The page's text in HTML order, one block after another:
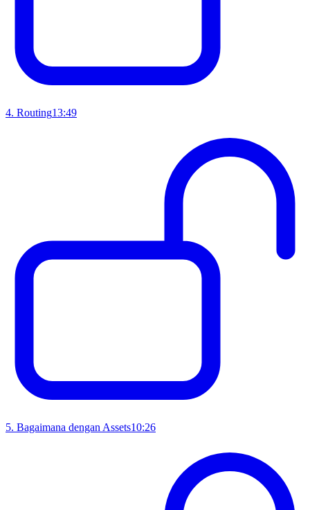
4. Routing13:49
5. Bagaimana dengan Assets10:26